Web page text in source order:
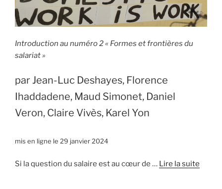
Introduction au numéro 2 « Formes et frontières du
salariat »
par Jean-Luc Deshayes, Florence
Ihaddadene, Maud Simonet, Daniel
Veron, Claire Vivès, Karel Yon
mis en ligne le 29 janvier 2024
Si la question du salaire est au cœur de … Lire la suite